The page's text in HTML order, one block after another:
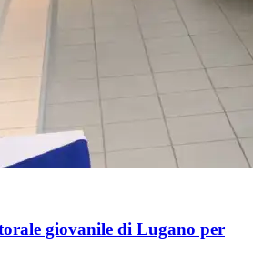
giovanile di Lugano per